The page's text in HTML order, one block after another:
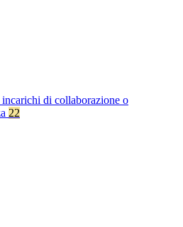
di collaborazione o
22